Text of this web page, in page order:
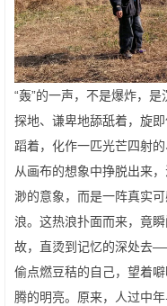
“轰”的一声，不是爆炸，
探地、谦卑地舔舐着，旋
蹈着，化作一匹光芒四射
从画布的想象中挣脱出来
渺的意象，而是一阵真实
浪。这热浪扑面而来，竟
故，直烫到记忆的深处去
偷点燃豆秸的自己，望着
腾的明亮。原来，人过中